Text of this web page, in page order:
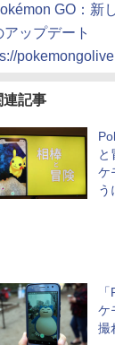
GO：新
アップデート
連記事
と
ケ
う
ケ
撮